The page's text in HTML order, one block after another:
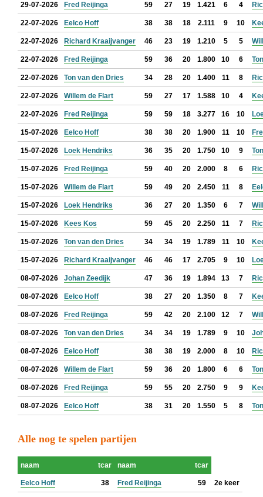
29-07-2026 Fred Reijinga 59 27 19 1.421 6 4
22-07-2026 Eelco Hoff 38 38 18 2.111 9 10
22-07-2026 Richard Kraaijvanger 46 23 19 1.210 5 5
22-07-2026 Fred Reijinga 59 36 20 1.800 10 6
22-07-2026 Ton van den Dries 34 28 20 1.400 11 8
22-07-2026 Willem de Flart 59 27 17 1.588 10 4
22-07-2026 Fred Reijinga 59 59 18 3.277 16 10
15-07-2026 Eelco Hoff 38 38 20 1.900 11 10
15-07-2026 Loek Hendriks 36 35 20 1.750 10 9
15-07-2026 Fred Reijinga 59 40 20 2.000 8 6
15-07-2026 Willem de Flart 59 49 20 2.450 11 8
15-07-2026 Loek Hendriks 36 27 20 1.350 6 7
15-07-2026 Kees Kos 59 45 20 2.250 11 7
15-07-2026 Ton van den Dries 34 34 19 1.789 11 10
15-07-2026 Richard Kraaijvanger 46 46 17 2.705 9 10
08-07-2026 Johan Zeedijk 47 36 19 1.894 13 7
08-07-2026 Eelco Hoff 38 27 20 1.350 8 7
08-07-2026 Fred Reijinga 59 42 20 2.100 12 7
08-07-2026 Ton van den Dries 34 34 19 1.789 9 10
08-07-2026 Eelco Hoff 38 38 19 2.000 8 10
08-07-2026 Willem de Flart 59 36 20 1.800 6 6
08-07-2026 Fred Reijinga 59 55 20 2.750 9 9
08-07-2026 Eelco Hoff 38 31 20 1.550 5 8
Alle nog te spelen partijen
naam tcar naam tcar
Eelco Hoff 38 Fred Reijinga 59 2e keer